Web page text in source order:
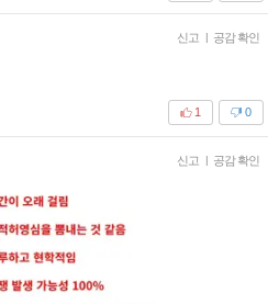
신고 | 공감 확인
0
1
신고 | 공감 확인